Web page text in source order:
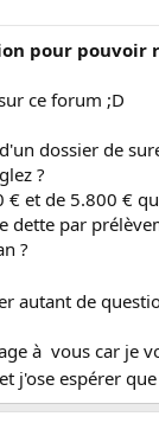
pour
ce forum ;D
dossier de
?
et de 5.800 €
par
?
autant de
à vous car je
j'ose espérer